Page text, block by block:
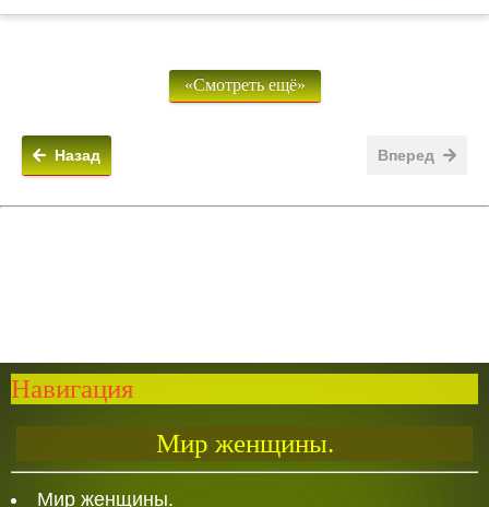
«Смотреть ещё»
Вперед
Назад
Навигация
Мир женщины.
Мир женщины.